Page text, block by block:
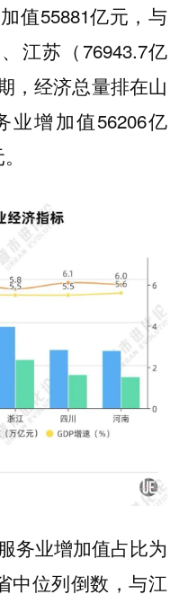
值55881亿元，与
江苏（76943.7亿
，经济总量排在山
业增加值56206亿
务业增加值占比为
中位列倒数，与江